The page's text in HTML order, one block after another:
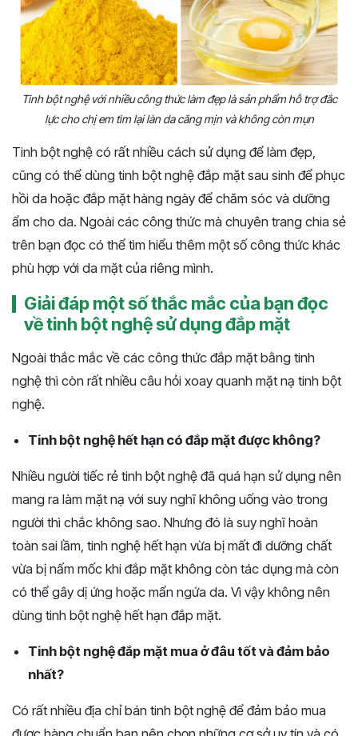
Tinh bột nghệ với nhiều công thức làm đẹp là sản phẩm hỗ trợ đắc
lực cho chị em tìm lại làn da căng mịn và không còn mụn
Tinh bột nghệ có rất nhiều cách sử dụng để làm đẹp,
cũng có thể dùng tinh bột nghệ đắp mặt sau sinh để phục
hồi da hoặc đắp mặt hàng ngày để chăm sóc và dưỡng
ẩm cho da. Ngoài các công thức mà chuyên trang chia sẻ
trên bạn đọc có thể tìm hiểu thêm một số công thức khác
phù hợp với da mặt của riêng mình.
Giải đáp một số thắc mắc của bạn đọc
về tinh bột nghệ sử dụng đắp mặt
Ngoài thắc mắc về các công thức đắp mặt bằng tinh
nghệ thì còn rất nhiều câu hỏi xoay quanh mặt nạ tinh bột
nghệ.
Tinh bột nghệ hết hạn có đắp mặt được không?
Nhiều người tiếc rẻ tinh bột nghệ đã quá hạn sử dụng nên
mang ra làm mặt nạ với suy nghĩ không uống vào trong
người thì chắc không sao. Nhưng đó là suy nghĩ hoàn
toàn sai lầm, tinh nghệ hết hạn vừa bị mất đi dưỡng chất
vừa bị nấm mốc khi đắp mặt không còn tác dụng mà còn
có thể gây dị ứng hoặc mẩn ngứa da. Vì vậy không nên
dùng tinh bột nghệ hết hạn đắp mặt.
Tinh bột nghệ đắp mặt mua ở đâu tốt và đảm bảo
nhất?
Có rất nhiều địa chỉ bán tinh bột nghệ để đảm bảo mua